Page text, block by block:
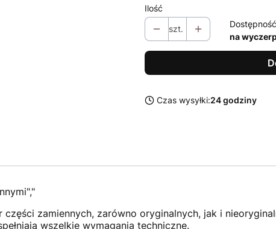
Ilość
szt.
na
Czas wysyłki:24 godziny
zamiennych, zarówno oryginalnych, jak i
wszelkie wymagania techniczne.